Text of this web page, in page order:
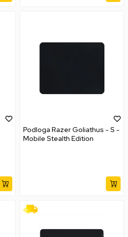
Podloga Razer Goliathus - S -
Mobile Stealth Edition